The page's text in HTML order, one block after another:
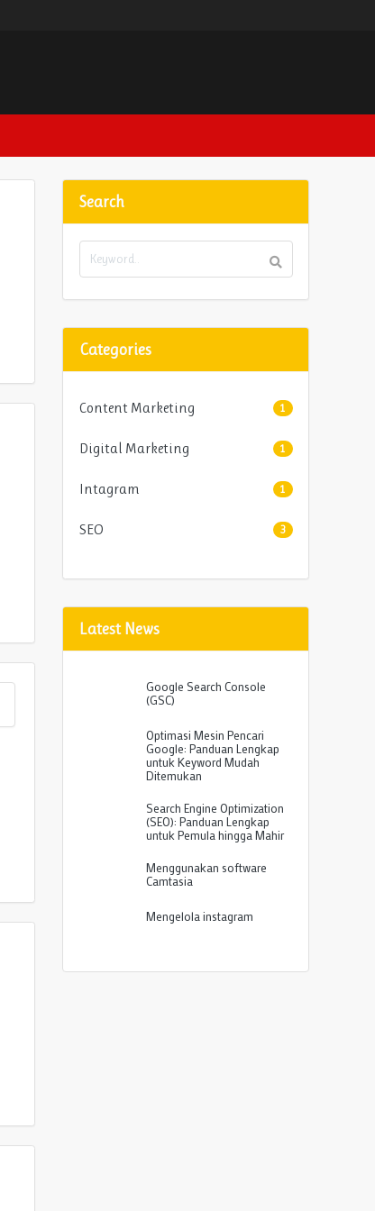
Search
Categories
Content Marketing 1
Digital Marketing 1
Intagram 1
SEO 3
Latest News
Google Search Console
(GSC)
Optimasi Mesin Pencari
Google: Panduan Lengkap
untuk Keyword Mudah
Ditemukan
Search Engine Optimization
(SEO): Panduan Lengkap
untuk Pemula hingga Mahir
Menggunakan software
Camtasia
Mengelola instagram